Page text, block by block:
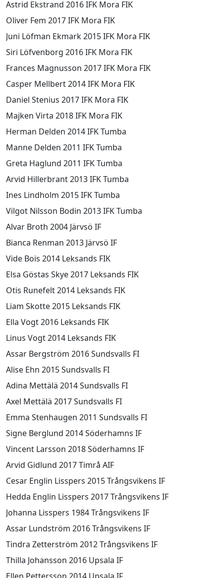
Astrid Ekstrand 2016 IFK Mora FIK
Oliver Fem 2017 IFK Mora FIK
Juni Löfman Ekmark 2015 IFK Mora FIK
Siri Löfvenborg 2016 IFK Mora FIK
Frances Magnusson 2017 IFK Mora FIK
Casper Mellbert 2014 IFK Mora FIK
Daniel Stenius 2017 IFK Mora FIK
Majken Virta 2018 IFK Mora FIK
Herman Delden 2014 IFK Tumba
Manne Delden 2011 IFK Tumba
Greta Haglund 2011 IFK Tumba
Arvid Hillerbrant 2013 IFK Tumba
Ines Lindholm 2015 IFK Tumba
Vilgot Nilsson Bodin 2013 IFK Tumba
Alvar Broth 2004 Järvsö IF
Bianca Renman 2013 Järvsö IF
Vide Bois 2014 Leksands FIK
Elsa Göstas Skye 2017 Leksands FIK
Otis Runefelt 2014 Leksands FIK
Liam Skotte 2015 Leksands FIK
Ella Vogt 2016 Leksands FIK
Linus Vogt 2014 Leksands FIK
Assar Bergström 2016 Sundsvalls FI
Alise Ehn 2015 Sundsvalls FI
Adina Mettälä 2014 Sundsvalls FI
Axel Mettälä 2017 Sundsvalls FI
Emma Stenhaugen 2011 Sundsvalls FI
Signe Berglund 2014 Söderhamns IF
Vincent Larsson 2018 Söderhamns IF
Arvid Gidlund 2017 Timrå AIF
Cesar Englin Lisspers 2015 Trångsvikens IF
Hedda Englin Lisspers 2017 Trångsvikens IF
Johanna Lisspers 1984 Trångsvikens IF
Assar Lundström 2016 Trångsvikens IF
Tindra Zetterström 2012 Trångsvikens IF
Thilla Johansson 2016 Upsala IF